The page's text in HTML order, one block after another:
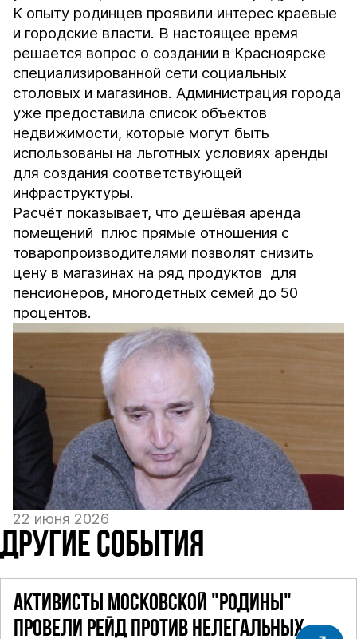
К опыту родинцев проявили интерес краевые
и городские власти. В настоящее время
решается вопрос о создании в Красноярске
специализированной сети социальных
столовых и магазинов. Администрация города
уже предоставила список объектов
недвижимости, которые могут быть
использованы на льготных условиях аренды
для создания соответствующей
инфраструктуры.
Расчёт показывает, что дешёвая аренда
помещений плюс прямые отношения с
товаропроизводителями позволят снизить
цену в магазинах на ряд продуктов для
пенсионеров, многодетных семей до 50
процентов.
22 июня 2026
ДРУГИЕ СОБЫТИЯ
АКТИВИСТЫ МОСКОВСКОЙ "РОДИНЫ"
ПРОВЕЛИ РЕЙД ПРОТИВ НЕЛЕГАЛЬНЫХ